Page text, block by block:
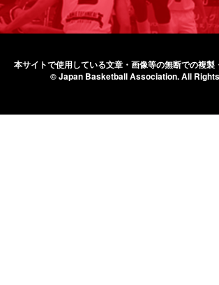
本サイトで使用している文章・画像等の無断での複製
© Japan Basketball Association.All